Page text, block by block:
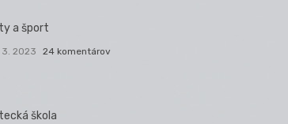
a šport
3. 2023 24 komentárov
škola